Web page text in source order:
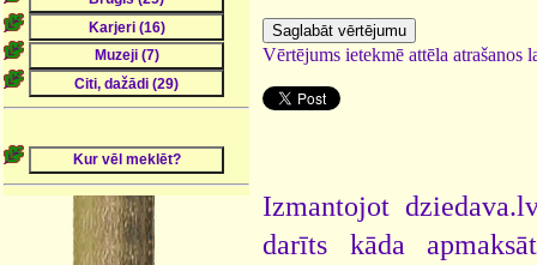
Vērtējums ietekmē attēla atrašanos
Izmantojot
darīts kāda